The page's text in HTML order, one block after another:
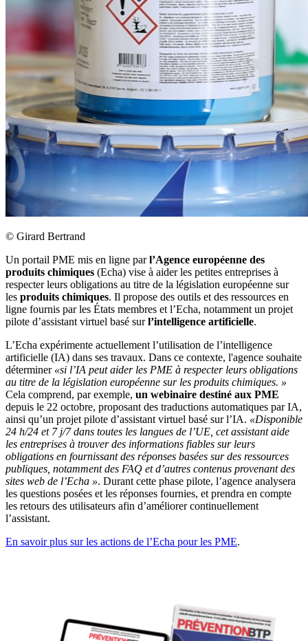
© Girard Bertrand
Un portail PME mis en ligne parl’Agence européenne des
produits chimiques (Echa) vise à aider les petites entreprises à
respecter leurs obligations au titre de la législation européenne sur
les produits chimiques. Il propose des outils et des ressources en
ligne fournis par les États membres et l’Echa, notamment un projet
pilote d’assistant virtuel basé surl’intelligence artificielle.
L’Echa expérimente actuellement l’utilisation de l’intelligence
artificielle (IA) dans ses travaux. Dans ce contexte, l'agence souhaite
déterminer «si l’IA peut aider les PME à respecter leurs obligations
au titre de la législation européenne sur les produits chimiques. »
Cela comprend, par exemple, un webinaire destiné aux PME
depuis le 22 octobre, proposant des traductions automatiques par IA,
ainsi qu’un projet pilote d’assistant virtuel basé sur l’IA. «Disponible
24 h/24 et 7 j/7 dans toutes les langues de l’UE, cet assistant aide
les entreprises à trouver des informations fiables sur leurs
obligations en fournissant des réponses basées sur des ressources
publiques, notamment des FAQ et d’autres contenus provenant des
sites web de l’Echa ». Durant cette phase pilote, l’agence analysera
les questions posées et les réponses fournies, et prendra en compte
les retours des utilisateurs afin d’améliorer continuellement
l’assistant.
En savoir plus sur les actions de l’Echa pour les PME.